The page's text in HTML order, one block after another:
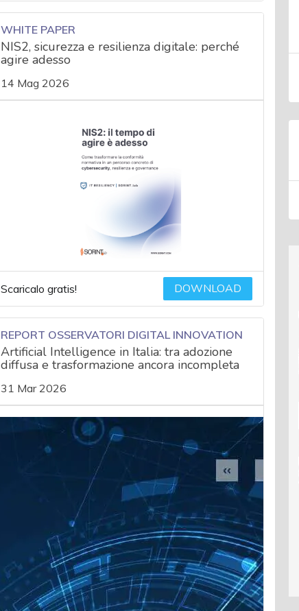
WHITE PAPER
NIS2, sicurezza e resilienza digitale: perché
agire adesso
14 Mag 2026
Scaricalo gratis! DOWNLOAD
REPORT OSSERVATORI DIGITAL INNOVATION
Artificial Intelligence in Italia: tra adozione
diffusa e trasformazione ancora incompleta
31 Mar 2026